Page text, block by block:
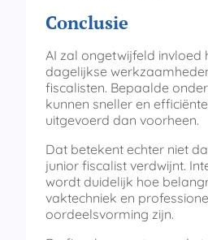
Conclusie
AI zal ongetwijfeld invloed
dagelijkse
fiscalisten. Bepaalde
kunnen sneller en
uitgevoerd dan voorheen.
Dat betekent echter niet
junior fiscalist verdwijnt.
wordt duidelijk hoe
vaktechniek en
oordeelsvorming zijn.